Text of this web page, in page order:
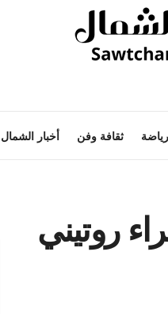
رياضة ثقافة وفن أخبار الشمال
روتيني